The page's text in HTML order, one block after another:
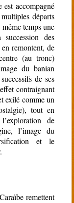
accompagné
départs
temps une
des
remontent, de
(au tronc)
du banian
de ses
contraignant
exilé comme un
tout en
de
l’image du
et le
remettent